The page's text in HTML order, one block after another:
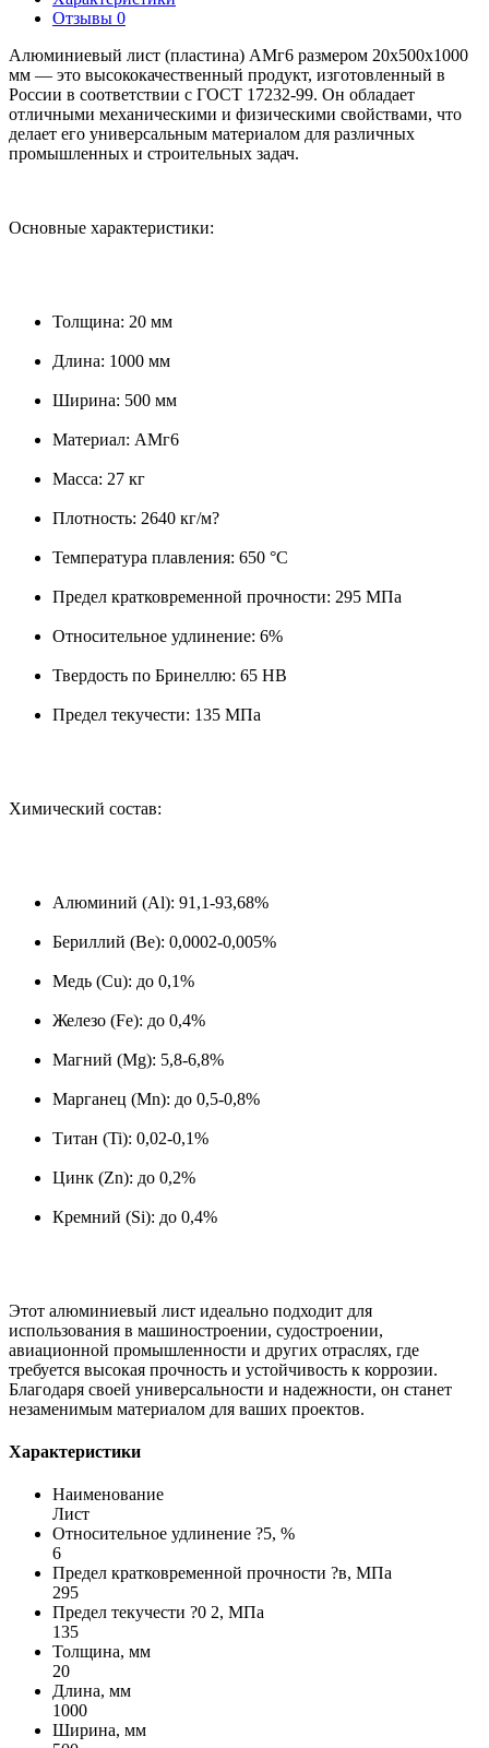
Отзывы 0
Алюминиевый лист (пластина) АМг6 размером 20х500х1000
мм — это высококачественный продукт, изготовленный в
России в соответствии с ГОСТ 17232-99. Он обладает
отличными механическими и физическими свойствами, что
делает его универсальным материалом для различных
промышленных и строительных задач.
Основные характеристики:
Толщина: 20 мм
Длина: 1000 мм
Ширина: 500 мм
Материал: АМг6
Масса: 27 кг
Плотность: 2640 кг/м?
Температура плавления: 650 °C
Предел кратковременной прочности: 295 МПа
Относительное удлинение: 6%
Твердость по Бринеллю: 65 HB
Предел текучести: 135 МПа
Химический состав:
Алюминий (Al): 91,1-93,68%
Бериллий (Be): 0,0002-0,005%
Медь (Cu): до 0,1%
Железо (Fe): до 0,4%
Магний (Mg): 5,8-6,8%
Марганец (Mn): до 0,5-0,8%
Титан (Ti): 0,02-0,1%
Цинк (Zn): до 0,2%
Кремний (Si): до 0,4%
Этот алюминиевый лист идеально подходит для
использования в машиностроении, судостроении,
авиационной промышленности и других отраслях, где
требуется высокая прочность и устойчивость к коррозии.
Благодаря своей универсальности и надежности, он станет
незаменимым материалом для ваших проектов.
Характеристики
Наименование
Лист
Относительное удлинение ?5, %
6
Предел кратковременной прочности ?в, МПа
295
Предел текучести ?0 2, МПа
135
Толщина, мм
20
Длина, мм
1000
Ширина, мм